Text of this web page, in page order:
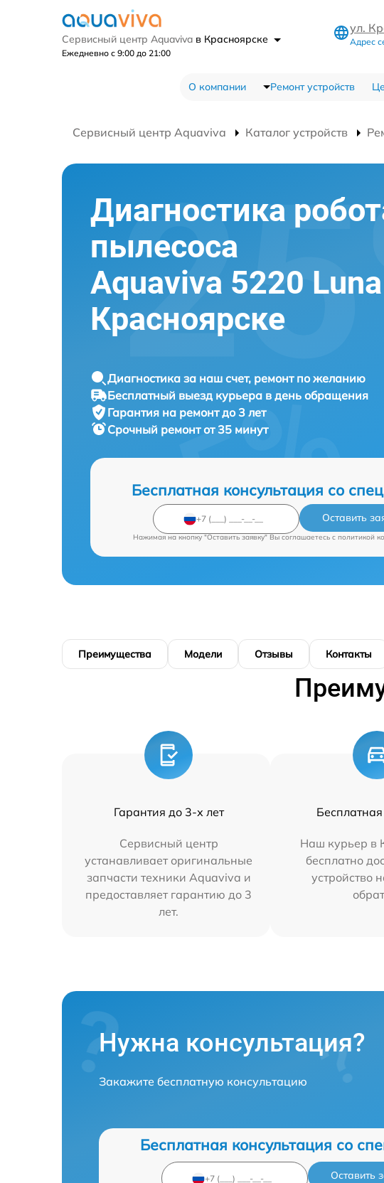
Сервисный центр Aquaviva в Красноярске
Ежедневно с 9:00 до 21:00
ул.
Адрес
О компании Ремонт устройств
Сервисный центр Aquaviva Каталог устройств
Диагностика
пылесоса
Aquaviva 5220
Красноярске
Диагностика за наш счет, ремонт по желанию
Бесплатный выезд курьера в день обращения
Гарантия на ремонт до 3 лет
Срочный ремонт от 35 минут
Бесплатная консультация со
Оставить
Нажимая на кнопку "Оставить заявку" Вы соглашаетесь c политикой
Преимущества Модели Отзывы Контакты
Гарантия до 3-х лет
Сервисный центр
устанавливает оригинальные
запчасти техники Aquaviva и
предоставляет гарантию до 3
лет.
Наш курьер в
бесплатно
устройство
Нужна консультация?
Закажите бесплатную консультацию
Бесплатная консультация со
Оставить